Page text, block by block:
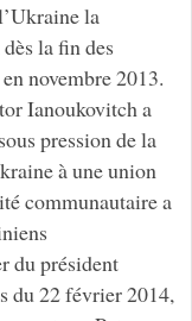
la
la fin des
novembre 2013.
Ianoukovitch a
pression de la
à une union
communautaire a
du président
du 22 février 2014,